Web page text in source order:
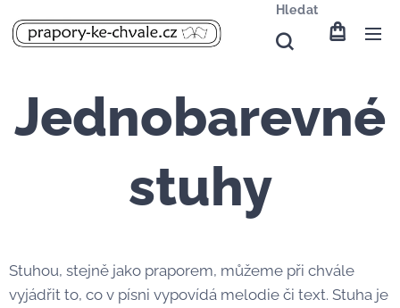
Hledat
Jednobarevné
stuhy
Stuhou, stejně jako praporem, můžeme při chvále
vyjádřit to, co v písni vypovídá melodie či text. Stuha je